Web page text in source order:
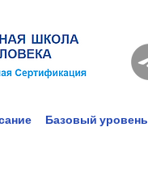
Базовый уровень